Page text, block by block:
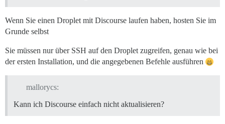
Wenn Sie einen Droplet mit Discourse laufen haben, hosten Sie im
Grunde selbst
Sie müssen nur über SSH auf den Droplet zugreifen, genau wie bei
der ersten Installation, und die angegebenen Befehle ausführen
mallorycs:
Kann ich Discourse einfach nicht aktualisieren?